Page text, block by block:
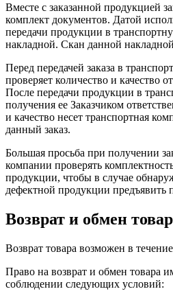
Вместе с заказанной продукцией
комплект документов. Датой
передачи продукции в
накладной. Скан данной накладной
Перед передачей заказа в
проверяет количество и качество
После передачи продукции в
получения ее Заказчиком
и качество несет транспортная
данный заказ.
Большая просьба при получении
компании проверять
продукции, чтобы в случае
дефектной продукции предъявить
Возврат и обмен
Возврат товара возможен в
Право на возврат и обмен товара
соблюдении следующих условий: